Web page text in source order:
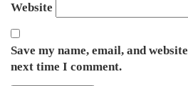
Website
Save my name, email, and
next time I comment.